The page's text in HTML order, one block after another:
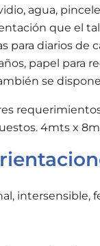
agua,
que el
para diarios
papel para
se
4mts x
intersensible,